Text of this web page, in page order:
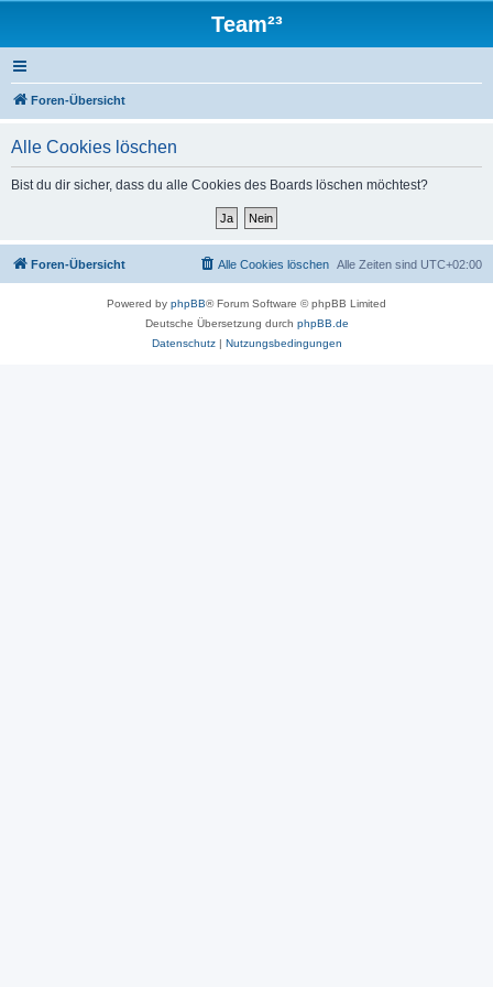
Team²³
Foren-Übersicht
Alle Cookies löschen
Bist du dir sicher, dass du alle Cookies des Boards löschen möchtest?
Foren-Übersicht Alle Zeiten sind UTC+02:00
Alle Cookies löschen
Powered by phpBB® Forum Software © phpBB Limited
Deutsche Übersetzung durch phpBB.de
Datenschutz| Nutzungsbedingungen